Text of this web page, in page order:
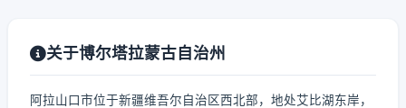
关于博尔塔拉蒙古自治州
阿拉山口市位于新疆维吾尔自治区西北部，地处艾比湖东岸，